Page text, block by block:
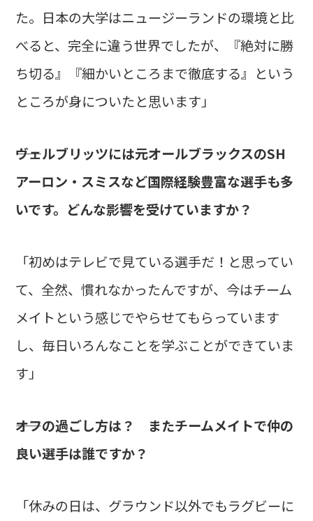
た。日本の大学はニュージーランドの環境と比
べると、完全に違う世界でしたが、『絶対に勝
ち切る』『細かいところまで徹底する』という
ところが身についたと思います」
――ヴェルブリッツには元オールブラックスのSH
アーロン・スミスなど国際経験豊富な選手も多
いです。どんな影響を受けていますか？
「初めはテレビで見ている選手だ！と思ってい
て、全然、慣れなかったんですが、今はチーム
メイトという感じでやらせてもらっています
し、毎日いろんなことを学ぶことができていま
す」
――オフの過ごし方は？ またチームメイトで仲の
良い選手は誰ですか？
「休みの日は、グラウンド以外でもラグビーに